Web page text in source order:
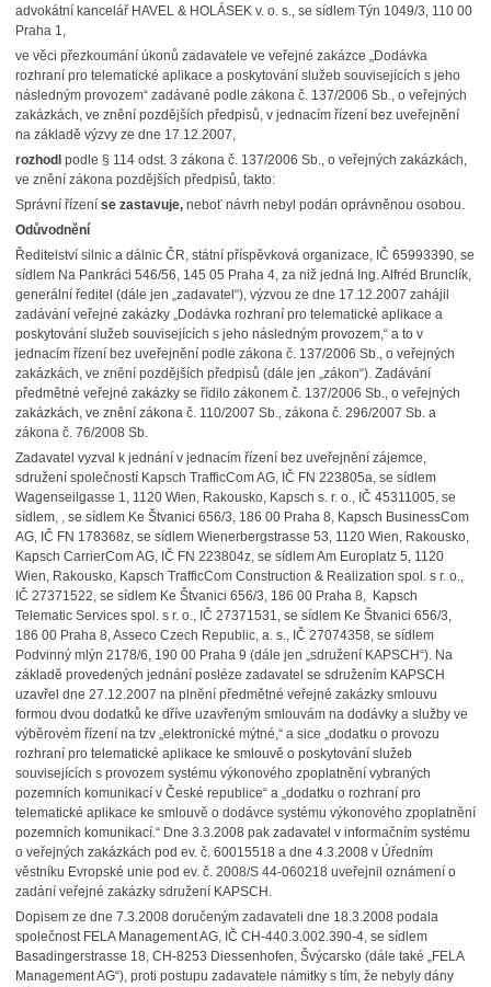
advokátní kancelář HAVEL & HOLÁSEK v. o. s., se sídlem Týn 1049/3, 110 00
Praha 1,
ve věci přezkoumání úkonů zadavatele ve veřejné zakázce „Dodávka
rozhraní pro telematické aplikace a poskytování služeb souvisejících s jeho
následným provozem“ zadávané podle zákona č. 137/2006 Sb., o veřejných
zakázkách, ve znění pozdějších předpisů, v jednacím řízení bez uveřejnění
na základě výzvy ze dne 17.12.2007,
rozhodl podle § 114 odst. 3 zákona č. 137/2006 Sb., o veřejných zakázkách,
ve znění zákona pozdějších předpisů, takto:
Správní řízení se zastavuje, neboť návrh nebyl podán oprávněnou osobou.
Odůvodnění
Ředitelství silnic a dálnic ČR, státní příspěvková organizace, IČ 65993390, se
sídlem Na Pankráci 546/56, 145 05 Praha 4, za niž jedná Ing. Alfréd Brunclík,
generální ředitel (dále jen „zadavatel“), výzvou ze dne 17.12.2007 zahájil
zadávání veřejné zakázky „Dodávka rozhraní pro telematické aplikace a
poskytování služeb souvisejících s jeho následným provozem,“ a to v
jednacím řízení bez uveřejnění podle zákona č. 137/2006 Sb., o veřejných
zakázkách, ve znění pozdějších předpisů (dále jen „zákon“). Zadávání
předmětné veřejné zakázky se řídilo zákonem č. 137/2006 Sb., o veřejných
zakázkách, ve znění zákona č. 110/2007 Sb., zákona č. 296/2007 Sb. a
zákona č. 76/2008 Sb.
Zadavatel vyzval k jednání v jednacím řízení bez uveřejnění zájemce,
sdružení společností Kapsch TrafficCom AG, IČ FN 223805a, se sídlem
Wagenseilgasse 1, 1120 Wien, Rakousko, Kapsch s. r. o., IČ 45311005, se
sídlem, , se sídlem Ke Štvanici 656/3, 186 00 Praha 8, Kapsch BusinessCom
AG, IČ FN 178368z, se sídlem Wienerbergstrasse 53, 1120 Wien, Rakousko,
Kapsch CarrierCom AG, IČ FN 223804z, se sídlem Am Europlatz 5, 1120
Wien, Rakousko, Kapsch TrafficCom Construction & Realization spol. s r. o.,
IČ 27371522, se sídlem Ke Štvanici 656/3, 186 00 Praha 8, Kapsch
Telematic Services spol. s r. o., IČ 27371531, se sídlem Ke Štvanici 656/3,
186 00 Praha 8, Asseco Czech Republic, a. s., IČ 27074358, se sídlem
Podvinný mlýn 2178/6, 190 00 Praha 9 (dále jen „sdružení KAPSCH“). Na
základě provedených jednání posléze zadavatel se sdružením KAPSCH
uzavřel dne 27.12.2007 na plnění předmětné veřejné zakázky smlouvu
formou dvou dodatků ke dříve uzavřeným smlouvám na dodávky a služby ve
výběrovém řízení na tzv „elektronické mýtné,“ a sice „dodatku o provozu
rozhraní pro telematické aplikace ke smlouvě o poskytování služeb
souvisejících s provozem systému výkonového zpoplatnění vybraných
pozemních komunikací v České republice“ a „dodatku o rozhraní pro
telematické aplikace ke smlouvě o dodávce systému výkonového zpoplatnění
pozemních komunikací.“ Dne 3.3.2008 pak zadavatel v informačním systému
o veřejných zakázkách pod ev. č. 60015518 a dne 4.3.2008 v Úředním
věstníku Evropské unie pod ev. č. 2008/S 44-060218 uveřejnil oznámení o
zadání veřejné zakázky sdružení KAPSCH.
Dopisem ze dne 7.3.2008 doručeným zadavateli dne 18.3.2008 podala
společnost FELA Management AG, IČ CH-440.3.002.390-4, se sídlem
Basadingerstrasse 18, CH-8253 Diessenhofen, Švýcarsko (dále také „FELA
Management AG“), proti postupu zadavatele námitky s tím, že nebyly dány